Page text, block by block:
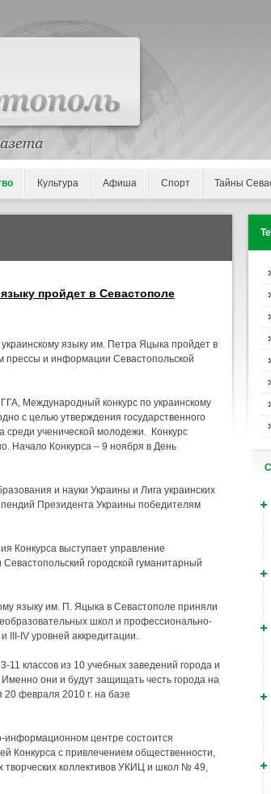
Культура Афиша Спорт Тайны
пройдет в Севастополе
языку им. Петра Яцыка пройдет в
и информации Севастопольской
Международный конкурс по украинскому
с целью утверждения государственного
среди ученической молодежи. Конкурс
Начало Конкурса – 9 ноября в День
и науки Украины и Лига украинских
Президента Украины победителям
Конкурса выступает управление
городской гуманитарный
языку им. П. Яцыка в Севастополе приняли
школ и профессионально-
ІV уровней аккредитации.
11 классов из 10 учебных заведений города и
Именно они и будут защищать честь города на
20 февраля 2010 г. на базе
информационном центре состоится
Конкурса с привлечением общественности,
коллективов УКИЦ и школ № 49,